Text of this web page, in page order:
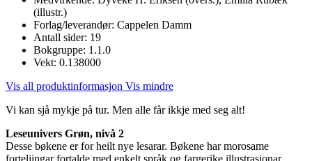
(illustr.)
Forlag/leverandør: Cappelen Damm
Antall sider: 19
Bokgruppe: 1.1.0
Vekt: 0.138000
Vis all produktinformasjon Vis mindre
Vi kan sjå mykje på tur. Men alle får ikkje med seg alt!
Leseunivers Grøn, nivå 2
Desse bøkene er for heilt nye lesarar. Bøkene har morosame
forteljingar fortalde med enkelt språk og fargerike illustrasjonar.